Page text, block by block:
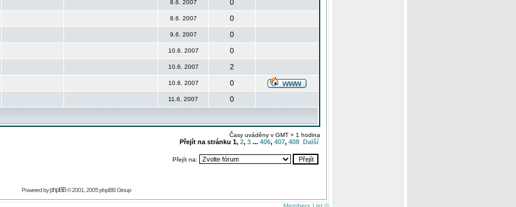
8.6. 2007
0
8.6. 2007
0
9.6. 2007
0
10.6. 2007
0
10.6. 2007
2
10.6. 2007
0
11.6. 2007 0
Časy uváděny v GMT + 1 hodina
Přejít na stránku 1, 2, 3 ... 406, 407, 408 Další
Přejít na:
Powered byphpBB© 2001, 2005 phpBB Group